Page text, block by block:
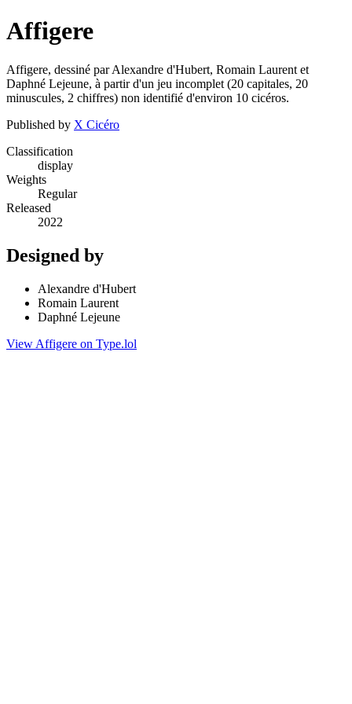
Affigere
Affigere, dessiné par Alexandre d'Hubert, Romain Laurent et
Daphné Lejeune, à partir d'un jeu incomplet (20 capitales, 20
minuscules, 2 chiffres) non identifié d'environ 10 cicéros.
Published by X Cicéro
Classification
display
Weights
Regular
Released
2022
Designed by
Alexandre d'Hubert
Romain Laurent
Daphné Lejeune
View Affigere on Type.lol